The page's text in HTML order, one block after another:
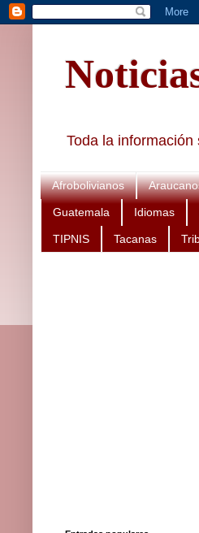
Toda la
Afrobolivianos
Guatemala Idiomas
TIPNIS Tacanas